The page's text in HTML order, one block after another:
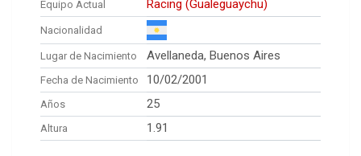
Equipo Actual Racing (Gualeguaychu)
Nacionalidad
Lugar de Nacimiento Avellaneda, Buenos Aires
Fecha de Nacimiento 10/02/2001
Años 25
Altura 1.91